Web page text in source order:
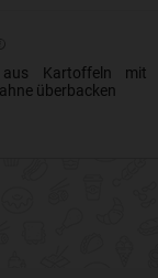
aus Kartoffeln mit
überbacken